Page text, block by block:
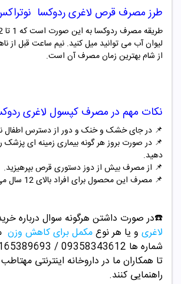
طرز مصرف قرص لاغری ردوکسا
لیوان آب می توانید میل کنید. نیم ساعت قبل از
از شام بهترین زمان مصرف آن است.
نکات مهم در مصرفکپسول لاغری
📌 در جای خشک و خنک و دور از دسترس اطفال
📌 در صورت بروز هر گونه بیماری زمینه ای پزشک
دهید.
📌 از مصرف بیش از دوز دستوری قرص بپرهیزید.
📌 مصرف این محصول برای افراد بالای 12 سال می باشد.
☎️در صورت داشتن هرگونه سوال درباره
لاغری و یا هر نوعمکمل برای کاهش وزن
شماره ها 09358343612 / 02165389693
تا همکاران ما در داروخانه اینترنتی مهتاطب
راهنمایی کنند.